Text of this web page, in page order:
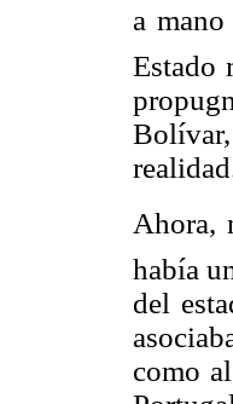
a
Estado
Ahora,
había
del
como